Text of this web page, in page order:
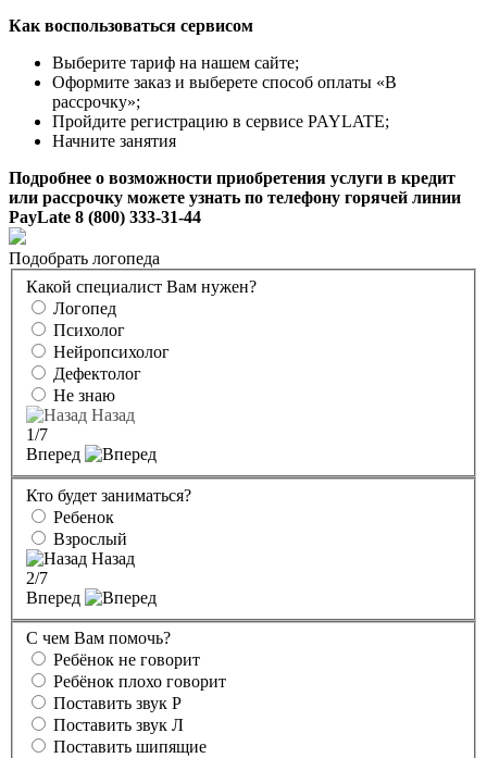
Как воспользоваться сервисом
Выберите тариф на нашем сайте;
Оформите заказ и выберете способ оплаты «В
рассрочку»;
Пройдите регистрацию в сервисе PAYLATE;
Начните занятия
Подробнее о возможности приобретения услуги в кредит
или рассрочку можете узнать по телефону горячей линии
PayLate 8 (800) 333-31-44
Подобрать логопеда
Какой специалист Вам нужен?
Логопед
Психолог
Нейропсихолог
Дефектолог
Не знаю
Назад
1/7
Вперед
Кто будет заниматься?
Ребенок
Взрослый
Назад
2/7
Вперед
С чем Вам помочь?
Ребёнок не говорит
Ребёнок плохо говорит
Поставить звук Р
Поставить звук Л
Поставить шипящие